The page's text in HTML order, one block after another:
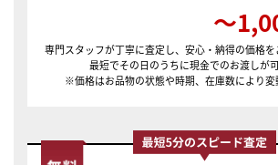
〜
専門スタッフが丁寧に査定し、安心・納得の価格を
最短でその日のうちに現金でのお渡しが可
※価格はお品物の状態や時期、在庫数により変